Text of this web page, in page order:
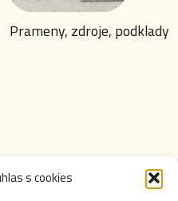
s cookies
Prameny, zdroje, podklady